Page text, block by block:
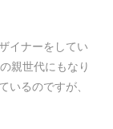
イナーをしてい
親世代にもなり
いるのですが、